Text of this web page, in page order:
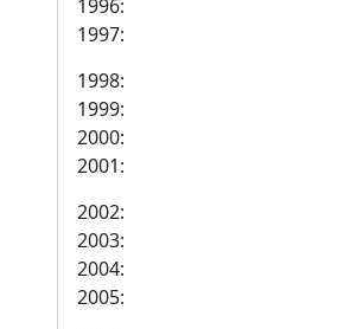
1996:
1997:
1998:
1999:
2000:
2001:
2002:
2003:
2004:
2005: